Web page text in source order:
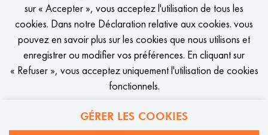
sur « Accepter », vous acceptez l'utilisation de tous les
cookies. Dans notre Déclaration relative aux cookies. vous
pouvez en savoir plus sur les cookies que nous utilisons et
enregistrer ou modifier vos préférences. En cliquant sur
« Refuser », vous acceptez uniquement l'utilisation de cookies
fonctionnels.
GÉRER LES COOKIES
CONFIGURER L'ALERTE D'EMPLOI